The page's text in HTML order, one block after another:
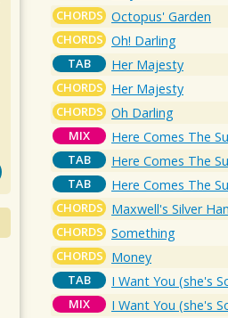
CHORDS Octopus' Garden
CHORDS Oh! Darling
TAB Her Majesty
CHORDS Her Majesty
CHORDS Oh Darling
MIX Here Comes The
TAB Here Comes The
TAB Here Comes The
CHORDS Maxwell's Silver
CHORDS Something
CHORDS Money
TAB I Want You (she's
MIX I Want You (she's